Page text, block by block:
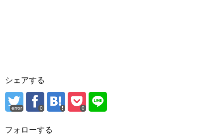
シェアする
error 0 0
フォローする